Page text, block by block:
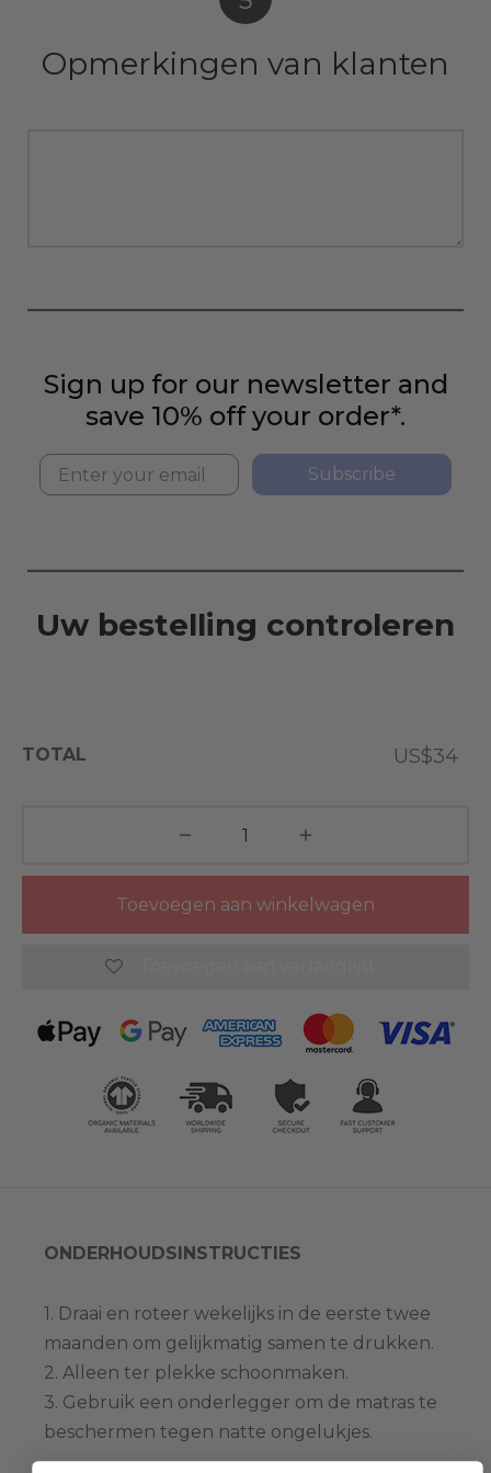
Opmerkingen van klanten
Sign up for our newsletter and
save 10% off your order*.
Subscribe
Uw bestelling controleren
TOTAL US$34
Toevoegen aan winkelwagen
ONDERHOUDSINSTRUCTIES
1. Draai en roteer wekelijks in de eerste twee
maanden om gelijkmatig samen te drukken.
2. Alleen ter plekke schoonmaken.
3. Gebruik een onderlegger om de matras te
beschermen tegen natte ongelukjes.